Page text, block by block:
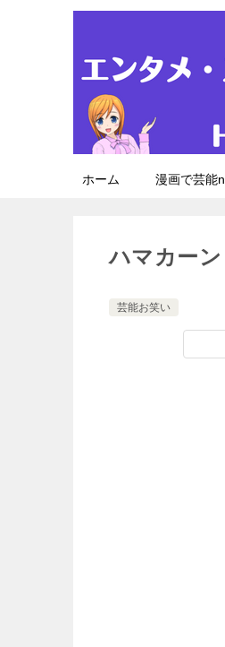
ホーム 漫画で芸能
ハマカー
芸能お笑い